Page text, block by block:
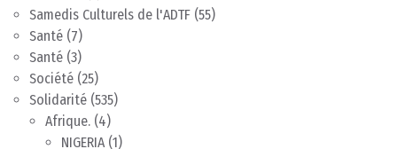
Samedis Culturels de l'ADTF (55)
Santé (7)
Santé (3)
Société (25)
Solidarité (535)
Afrique. (4)
NIGERIA(1)